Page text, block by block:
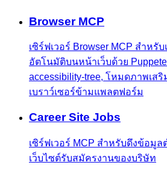
Browser MCP
เซิร์ฟเวอร์ Browser MCP สำหรั
อัตโนมัติบนหน้าเว็บด้วย
accessibility-tree, โหมดภาพเส
เบราว์เซอร์ข้ามแพลตฟอร์ม
Career Site Jobs
เซิร์ฟเวอร์ MCP สำหรับดึงข้อมู
เว็บไซต์รับสมัครงานของบริษัท